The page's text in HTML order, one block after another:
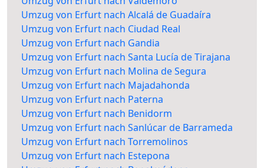
Umzug von Erfurt nach Alcalá de Guadaíra
Umzug von Erfurt nach Ciudad Real
Umzug von Erfurt nach Gandia
Umzug von Erfurt nach Santa Lucía de Tirajana
Umzug von Erfurt nach Molina de Segura
Umzug von Erfurt nach Majadahonda
Umzug von Erfurt nach Paterna
Umzug von Erfurt nach Benidorm
Umzug von Erfurt nach Sanlúcar de Barrameda
Umzug von Erfurt nach Torremolinos
Umzug von Erfurt nach Estepona